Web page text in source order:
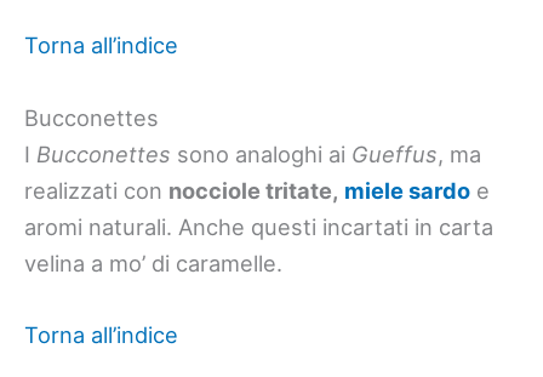
Torna all’indice
Bucconettes
I Bucconettes sono analoghi ai Gueffus, ma
realizzati con nocciole tritate, miele sardo e
aromi naturali. Anche questi incartati in carta
velina a mo’ di caramelle.
Torna all’indice